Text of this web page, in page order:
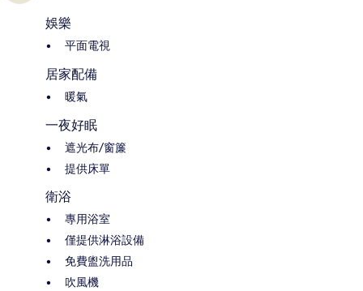
娛樂
平面電視
居家配備
暖氣
一夜好眠
遮光布/窗簾
提供床單
衛浴
專用浴室
僅提供淋浴設備
免費盥洗用品
吹風機